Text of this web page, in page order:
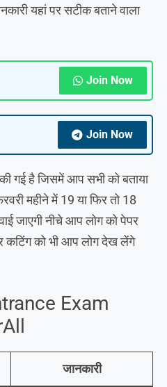
यहां पर सटीक बताने वाला
Join Now
Join Now
गई है जिसमें आप सभी को बताया
महीने में 19 या फिर तो 18
जाएगी नीचे आप लोग को पेपर
कटिंग को भी आप लोग देख लेंगे
Exam
जानकारी